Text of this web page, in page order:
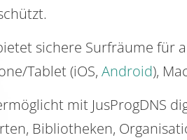
sichere Surfräume für
Tablet (iOS, Android),
mit JusProgDNS
Bibliotheken,